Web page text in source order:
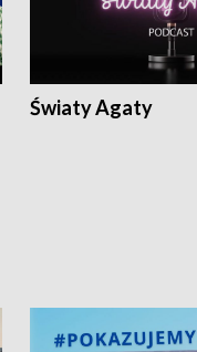
Światy Agaty